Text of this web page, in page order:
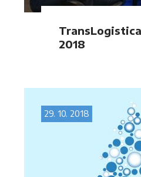
2018
29. 10. 2018